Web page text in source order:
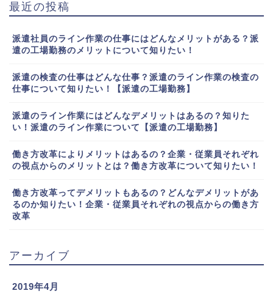
最近の投稿
派遣社員のライン作業の仕事にはどんなメリットがある？派
遣の工場勤務のメリットについて知りたい！
派遣の検査の仕事はどんな仕事？派遣のライン作業の検査の
仕事について知りたい！【派遣の工場勤務】
派遣のライン作業にはどんなデメリットはあるの？知りた
い！派遣のライン作業について【派遣の工場勤務】
働き方改革によりメリットはあるの？企業・従業員それぞれ
の視点からのメリットとは？働き方改革について知りたい！
働き方改革ってデメリットもあるの？どんなデメリットがあ
るのか知りたい！企業・従業員それぞれの視点からの働き方
改革
アーカイブ
2019年4月